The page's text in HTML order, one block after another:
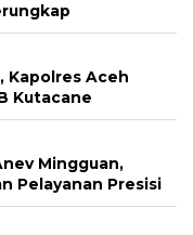
Kapolres Aceh
Kutacane
Mingguan,
Pelayanan Presisi